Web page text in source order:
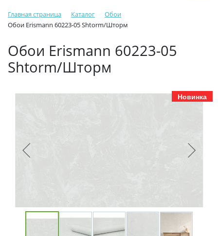
Главная страница Каталог
Обои
Обои Erismann 60223-05 Shtorm/Шторм
Обои Erismann 60223-05
Shtorm/Шторм
Новинка